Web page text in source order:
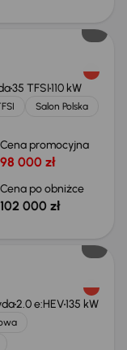
35 TFSI110 kW
Salon Polska
Cena promocyjna
98 000 zł
Cena po obniżce
102 000 zł
2.0 e:HEV135 kW